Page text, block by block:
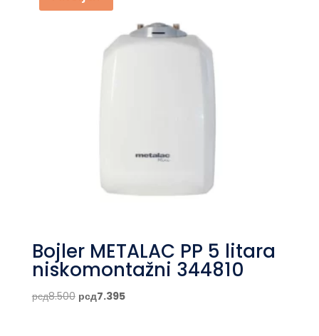
Bojler METALAC PP 5 litara
niskomontažni 344810
рсд8.500 Originalna
рсд7.395Trenutna